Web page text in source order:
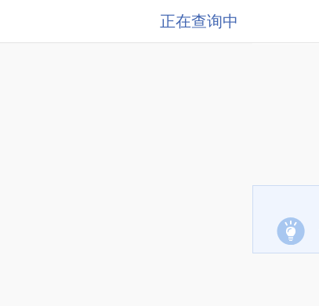
正在查询中